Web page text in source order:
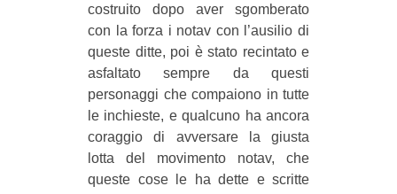
costruito dopo aver sgomberato
con la forza i notav con l’ausilio di
queste ditte, poi è stato recintato e
asfaltato sempre da questi
personaggi che compaiono in tutte
le inchieste, e qualcuno ha ancora
coraggio di avversare la giusta
lotta del movimento notav, che
queste cose le ha dette e scritte